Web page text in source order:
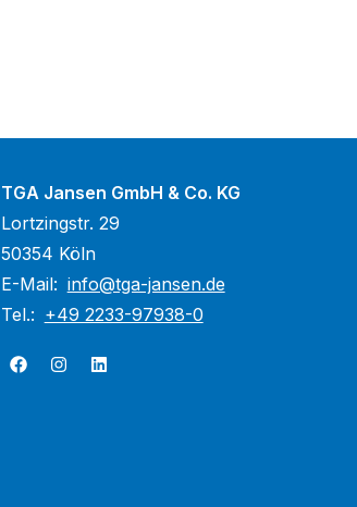
TGA Jansen GmbH & Co. KG
Lortzingstr. 29
50354 Köln
E-Mail: info@tga-jansen.de
Tel.: +49 2233-97938-0